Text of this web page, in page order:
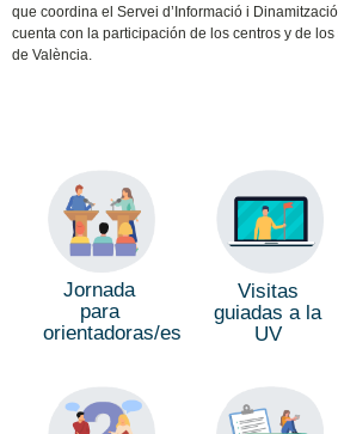
que coordina el Servei d’Informació i
cuenta con la participación de los centros y de
de València.
Jornada
para
orientadoras/es
Visitas
guiadas a la
UV